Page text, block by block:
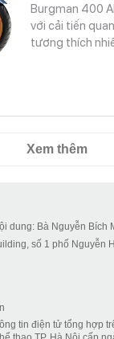
Burgman 400
với cải tiến
tương thích
Xem thêm
dung: Bà Nguyễn Bích
số 1 phố Nguyễn
tin điện tử tổng hợp